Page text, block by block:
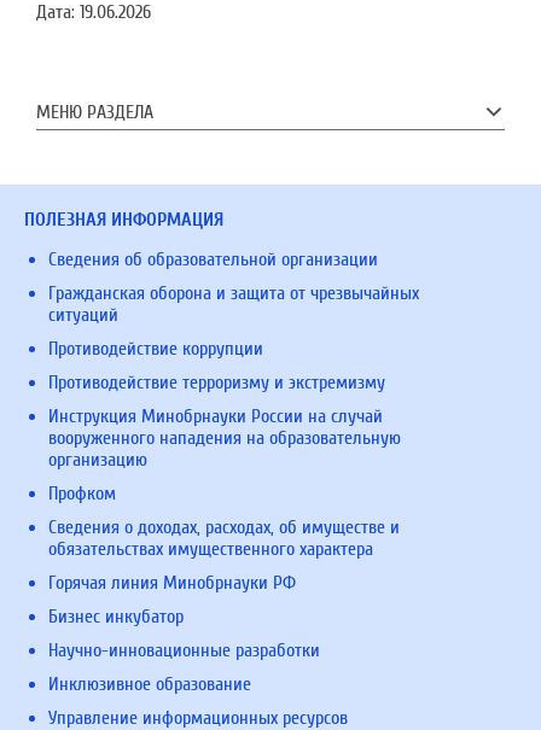
Дата: 19.06.2026
МЕНЮ РАЗДЕЛА
ПОЛЕЗНАЯ ИНФОРМАЦИЯ
Сведения об образовательной организации
Гражданская оборона и защита от чрезвычайных
ситуаций
Противодействие коррупции
Противодействие терроризму и экстремизму
Инструкция Минобрнауки России на случай
вооруженного нападения на образовательную
организацию
Профком
Сведения о доходах, расходах, об имуществе и
обязательствах имущественного характера
Горячая линия Минобрнауки РФ
Бизнес инкубатор
Научно-инновационные разработки
Инклюзивное образование
Управление информационных ресурсов